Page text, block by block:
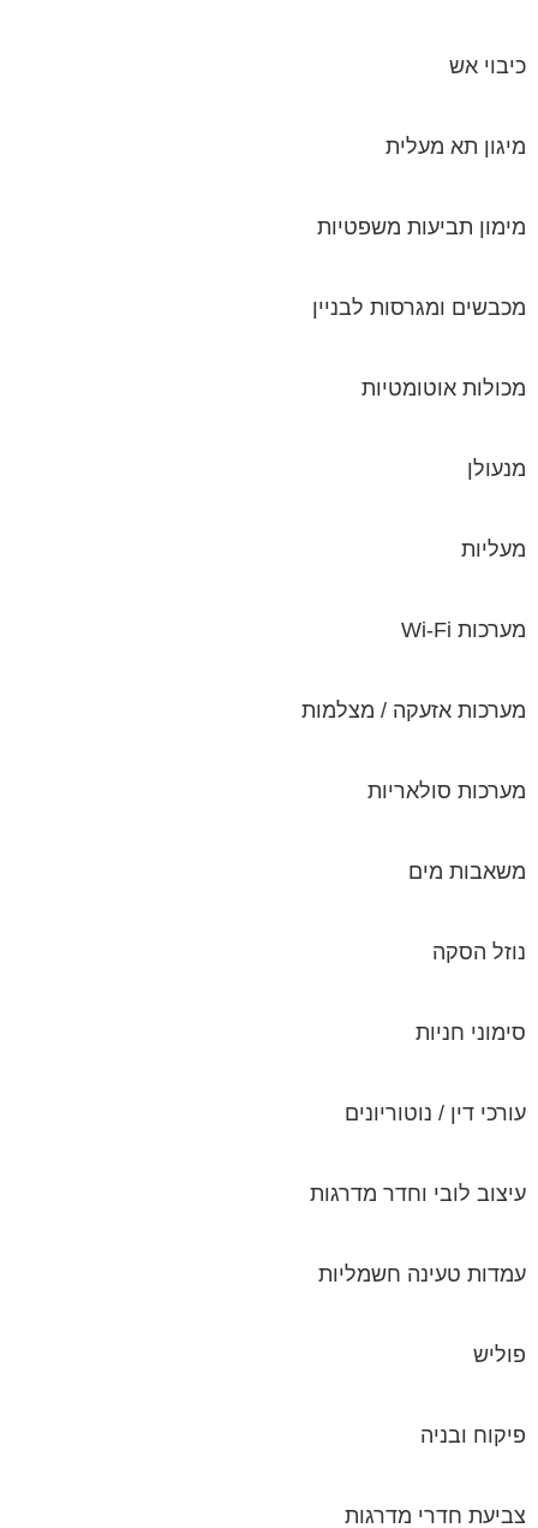
כיבוי אש
מיגון תא מעלית
מימון תביעות משפטיות
מכבשים ומגרסות לבניין
מכולות אוטומטיות
מנעולן
מעליות
מערכות Wi-Fi
מערכות אזעקה / מצלמות
מערכות סולאריות
משאבות מים
נוזל הסקה
סימוני חניות
עורכי דין / נוטוריונים
עיצוב לובי וחדר מדרגות
עמדות טעינה חשמליות
פוליש
פיקוח ובניה
צביעת חדרי מדרגות